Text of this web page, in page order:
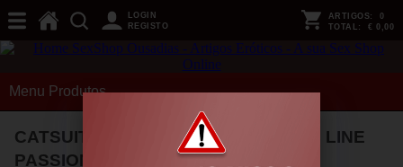
LOGIN
REGISTO
ARTIGOS: 0
TOTAL: € 0,00
Menu Produtos
CATSUIT BS062 VERMELHO EROTIC LINE
PASSION